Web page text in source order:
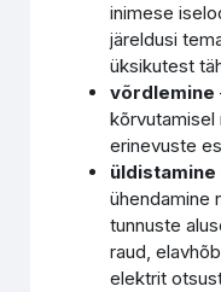
inimese
järeldusi
üksikutest
võrdlemine
kõrvutamisel
erinevuste
üldistamine
ühendamine
tunnuste
raud,
elektrit